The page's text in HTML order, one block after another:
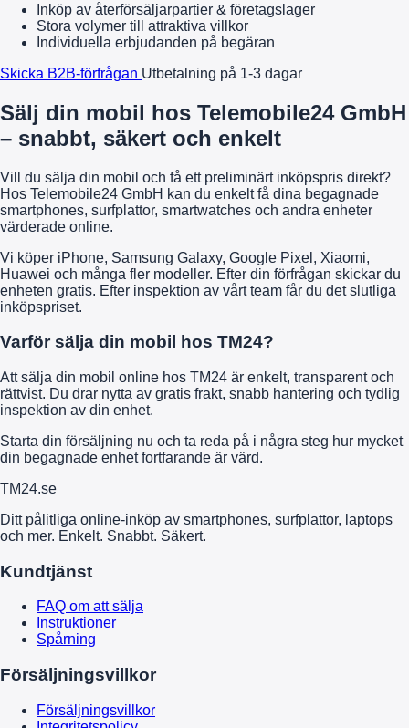
Inköp av återförsäljarpartier & företagslager
Stora volymer till attraktiva villkor
Individuella erbjudanden på begäran
Skicka B2B-förfrågan Utbetalning på 1-3 dagar
Sälj din mobil hos Telemobile24 GmbH
– snabbt, säkert och enkelt
Vill du sälja din mobil och få ett preliminärt inköpspris direkt?
Hos Telemobile24 GmbH kan du enkelt få dina begagnade
smartphones, surfplattor, smartwatches och andra enheter
värderade online.
Vi köper iPhone, Samsung Galaxy, Google Pixel, Xiaomi,
Huawei och många fler modeller. Efter din förfrågan skickar du
enheten gratis. Efter inspektion av vårt team får du det slutliga
inköpspriset.
Varför sälja din mobil hos TM24?
Att sälja din mobil online hos TM24 är enkelt, transparent och
rättvist. Du drar nytta av gratis frakt, snabb hantering och tydlig
inspektion av din enhet.
Starta din försäljning nu och ta reda på i några steg hur mycket
din begagnade enhet fortfarande är värd.
TM24.se
Ditt pålitliga online-inköp av smartphones, surfplattor, laptops
och mer. Enkelt. Snabbt. Säkert.
Kundtjänst
FAQ om att sälja
Instruktioner
Spårning
Försäljningsvillkor
Försäljningsvillkor